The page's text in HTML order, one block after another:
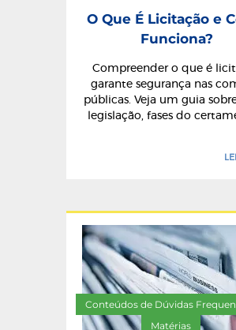
O Que É Licitação e
Funciona?
Compreender o que é
garante segurança nas
públicas. Veja um guia
legislação, fases do
Conteúdos de Dúvidas
Matérias